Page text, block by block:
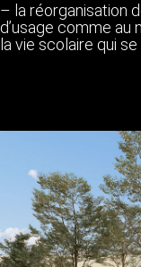
– la réorganisation
d’usage comme au
la vie scolaire qui